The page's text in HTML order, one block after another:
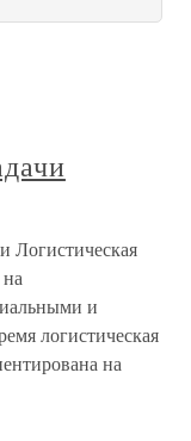
Логистическая
и
логистическая
на